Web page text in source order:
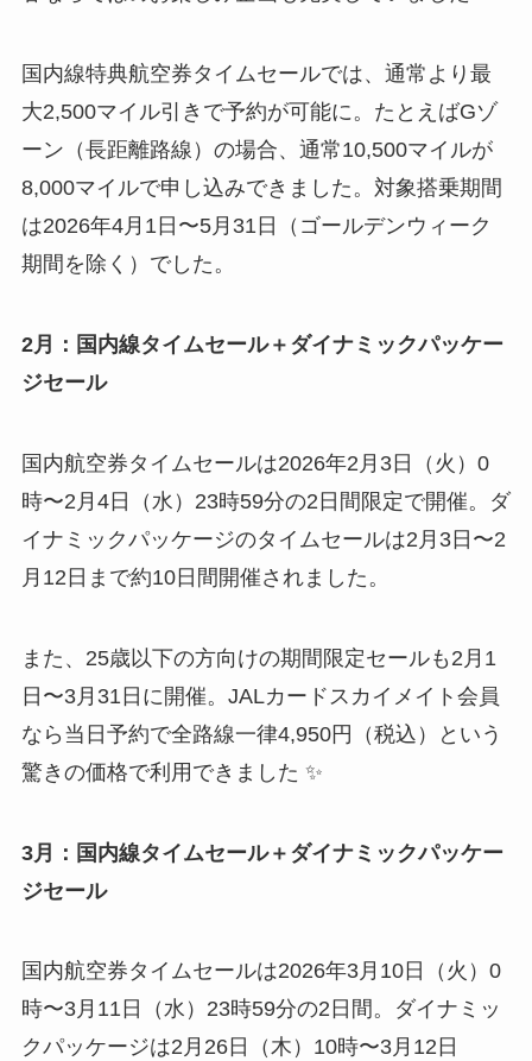
国内線特典航空券タイムセールでは、通常より最
大2,500マイル引きで予約が可能に。たとえばGゾ
ーン（長距離路線）の場合、通常10,500マイルが
8,000マイルで申し込みできました。対象搭乗期間
は2026年4月1日〜5月31日（ゴールデンウィーク
期間を除く）でした。
2月：国内線タイムセール＋ダイナミックパッケー
ジセール
国内航空券タイムセールは2026年2月3日（火）0
時〜2月4日（水）23時59分の2日間限定で開催。ダ
イナミックパッケージのタイムセールは2月3日〜2
月12日まで約10日間開催されました。
また、25歳以下の方向けの期間限定セールも2月1
日〜3月31日に開催。JALカードスカイメイト会員
なら当日予約で全路線一律4,950円（税込）という
驚きの価格で利用できました ✨
3月：国内線タイムセール＋ダイナミックパッケー
ジセール
国内航空券タイムセールは2026年3月10日（火）0
時〜3月11日（水）23時59分の2日間。ダイナミッ
クパッケージは2月26日（木）10時〜3月12日